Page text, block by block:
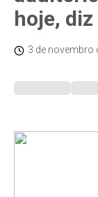
hoje,
3 de novembro